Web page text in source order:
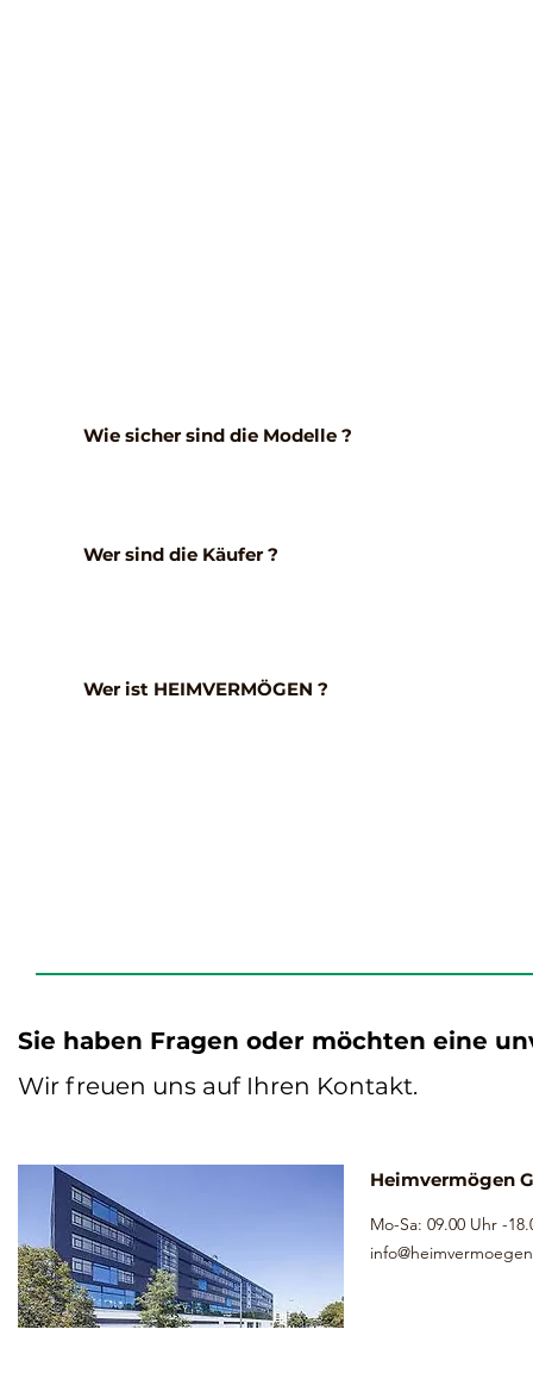
Wie sicher sind die Modelle ?
Wer sind die Käufer ?
Wer ist HEIMVERMÖGEN ?
Sie haben Fragen oder möchten eine
Wir freuen uns auf Ihren Kontakt.
Heimvermögen
Mo-Sa: 09.00 Uhr -